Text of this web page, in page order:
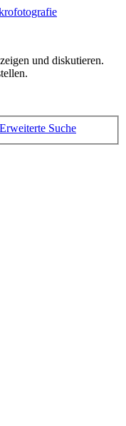
und diskutieren.
Erweiterte Suche